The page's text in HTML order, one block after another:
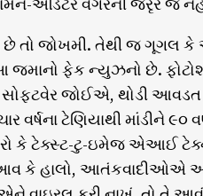
છે તો જોખમી. તેથી જ
જમાનો ફેક ન્યુઝનો છે.
સોફ્ટવેર જોઈએ, થોડી
ટેણિયાથી માંડીને ૯૦
કરો કે ટેક્સ્ટ-ટુ-ઇમેજ એઆઈ
કે હાલો, આતંકવાદીઓએ